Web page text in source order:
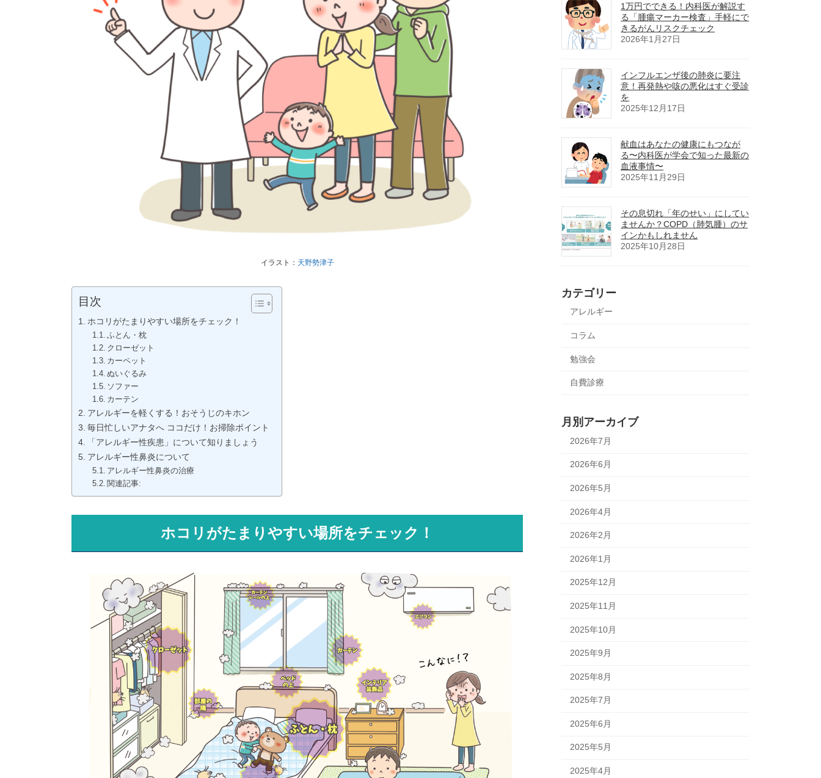
イラスト： 天野勢津子
目次
ホコリがたまりやすい場所をチェック！
ふとん・枕
クローゼット
カーペット
ぬいぐるみ
ソファー
カーテン
アレルギーを軽くする！おそうじのキホン
毎日忙しいアナタへ ココだけ！お掃除ポイント
「アレルギー性疾患」について知りましょう
アレルギー性鼻炎について
アレルギー性鼻炎の治療
関連記事:
ホコリがたまりやすい場所をチェック！
1万円でできる！内科医が解説す
る「腫瘍マーカー検査」手軽にで
きるがんリスクチェック
2026年1月27日
インフルエンザ後の肺炎に要注
意！再発熱や咳の悪化はすぐ受診
を
2025年12月17日
献血はあなたの健康にもつなが
る〜内科医が学会で知った最新の
血液事情〜
2025年11月29日
その息切れ「年のせい」にしてい
ませんか？COPD（肺気腫）のサ
インかもしれません
2025年10月28日
カテゴリー
アレルギー
コラム
勉強会
自費診療
月別アーカイブ
2026年7月
2026年6月
2026年5月
2026年4月
2026年2月
2026年1月
2025年12月
2025年11月
2025年10月
2025年9月
2025年8月
2025年7月
2025年6月
2025年5月
2025年4月